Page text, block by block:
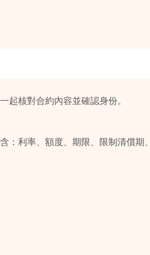
起核對合約內容並確認身份。
利率、額度、期限、限制清償期